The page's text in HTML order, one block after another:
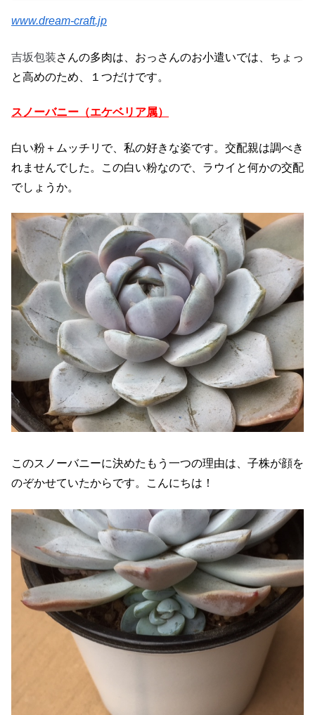
www.dream-craft.jp
吉坂包装さんの多肉は、おっさんのお小遣いでは、ちょっ
と高めのため、１つだけです。
スノーバニー（エケベリア属）
白い粉＋ムッチリで、私の好きな姿です。交配親は調べき
れませんでした。この白い粉なので、ラウイと何かの交配
でしょうか。
このスノーバニーに決めたもう一つの理由は、子株が顔を
のぞかせていたからです。こんにちは！